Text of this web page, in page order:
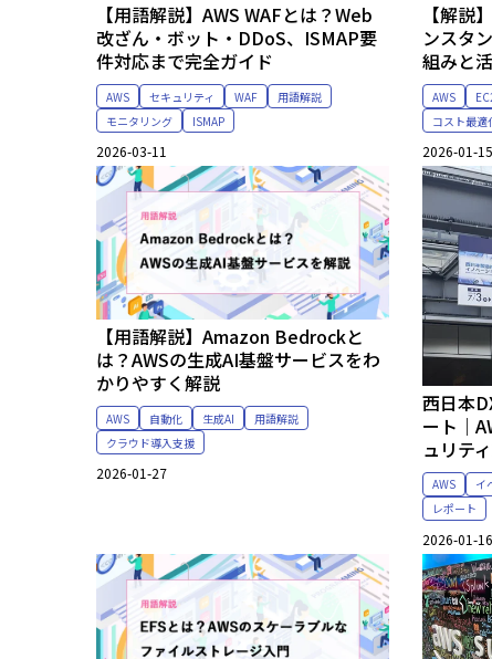
【用語解説】AWS WAFとは？Web
改ざん・ボット・DDoS、ISMAP要
件対応まで完全ガイド
AWS セキュリティ WAF
用語解説
モニタリング
ISMAP
2026-03-11
【解説
ンスタ
組みと
AWS
コスト最適
2026-01-15
【用語解説】Amazon Bedrockと
は？AWSの生成AI基盤サービスをわ
かりやすく解説
AWS 自動化 生成AI
用語解説
クラウド導入支援
2026-01-27
西日本
ート｜
ュリテ
AWS イ
レポート
2026-01-16